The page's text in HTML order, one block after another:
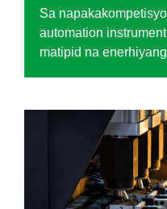
Sa
automation
matipid na
ng operasyon, at
gastos. Nang